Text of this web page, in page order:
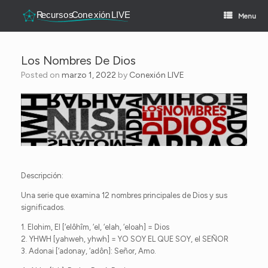
Menu
Los Nombres De Dios
Posted on marzo 1, 2022 by Conexión LIVE
Descripción:
Una serie que examina 12 nombres principales de Dios y sus
significados.
1. Elohim, El [‘elôhîm, ‘el, ‘elah, ‘eloah] = Dios
2. YHWH [yahweh, yhwh] = YO SOY EL QUE SOY, el SEÑOR
3. Adonai [‘adonay, ‘adôn]: Señor, Amo.